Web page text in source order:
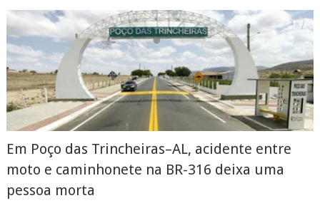
Em Poço das Trincheiras–AL, acidente entre
moto e caminhonete na BR-316 deixa uma
pessoa morta